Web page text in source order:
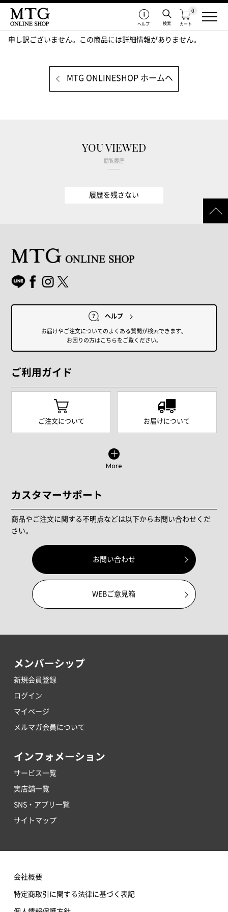
カート
0
検索
ヘルプ
申し訳ございません。この商品には詳細情報がありません。
MTG ONLINESHOP ホームへ
YOU VIEWED
閲覧履歴
履歴を残さない
ヘルプ
お届けやご注文についてのよくある質問が検索できます。
お困りの方はこちらをご覧ください。
ご利用ガイド
ご注文について お届けについて
More
カスタマーサポート
商品やご注文に関する不明点などは以下からお問い合わせくだ
さい。
お問い合わせ
WEBご意見箱
メンバーシップ
新規会員登録
ログイン
マイページ
メルマガ会員について
インフォメーション
サービス一覧
実店舗一覧
SNS・アプリ一覧
サイトマップ
会社概要
特定商取引に関する法律に基づく表記